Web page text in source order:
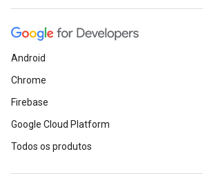
Android
Chrome
Firebase
Google Cloud Platform
Todos os produtos